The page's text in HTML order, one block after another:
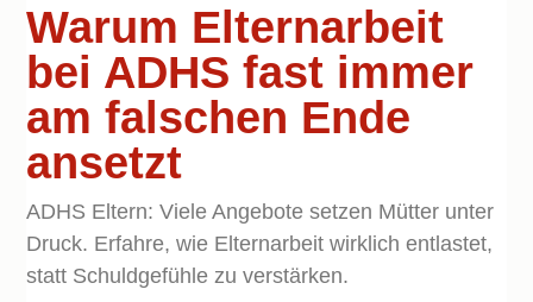
Warum Elternarbeit
bei ADHS fast immer
am falschen Ende
ansetzt
ADHS Eltern: Viele Angebote setzen Mütter unter
Druck. Erfahre, wie Elternarbeit wirklich entlastet,
statt Schuldgefühle zu verstärken.